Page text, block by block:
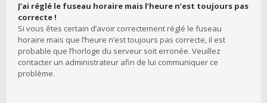
J’ai réglé le fuseau horaire mais l’heure n’est toujours pas
correcte !
Si vous êtes certain d’avoir correctement réglé le fuseau
horaire mais que l’heure n’est toujours pas correcte, il est
probable que l’horloge du serveur soit erronée. Veuillez
contacter un administrateur afin de lui communiquer ce
problème.